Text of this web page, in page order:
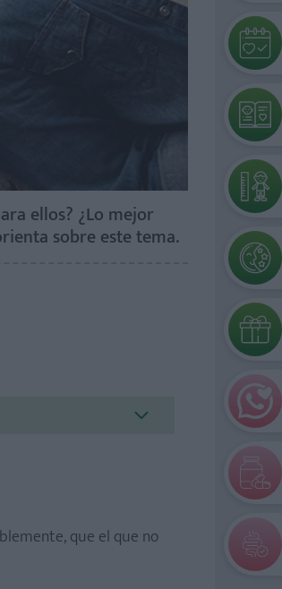
ellos? ¿Lo mejor
sobre este tema.
que el que no